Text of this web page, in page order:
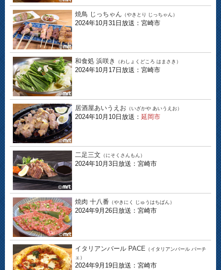
焼鳥 じっちゃん （やきとり じっちゃん）
2024年10月31日放送：宮崎市
和食処 浜咲き （わしょくどころ はまさき）
2024年10月17日放送：宮崎市
居酒屋あいうえお （いざかや あいうえお）
2024年10月10日放送： 延岡市
二足三文 （にそくさんもん）
2024年10月3日放送：宮崎市
焼肉 十八番 （やきにく じゅうはちばん）
2024年9月26日放送：宮崎市
イタリアンバール PACE （イタリアンバール パーチ
ェ）
2024年9月19日放送：宮崎市